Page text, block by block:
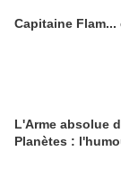
Capitaine Flam...
L'Arme absolue
Planètes :